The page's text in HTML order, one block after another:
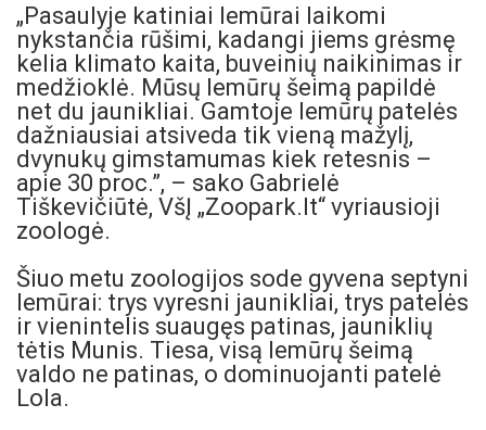
„Pasaulyje katiniai lemūrai laikomi
nykstančia rūšimi, kadangi jiems grėsmę
kelia klimato kaita, buveinių naikinimas ir
medžioklė. Mūsų lemūrų šeimą papildė
net du jaunikliai. Gamtoje lemūrų patelės
dažniausiai atsiveda tik vieną mažylį,
dvynukų gimstamumas kiek retesnis –
apie 30 proc.”, – sako Gabrielė
Tiškevičiūtė, VšĮ „Zoopark.lt“ vyriausioji
zoologė.
Šiuo metu zoologijos sode gyvena septyni
lemūrai: trys vyresni jaunikliai, trys patelės
ir vienintelis suaugęs patinas, jauniklių
tėtis Munis. Tiesa, visą lemūrų šeimą
valdo ne patinas, o dominuojanti patelė
Lola.